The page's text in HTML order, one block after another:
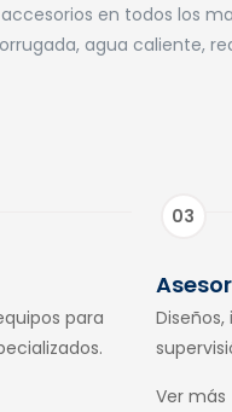
en todos los
agua caliente,
para
Ver más